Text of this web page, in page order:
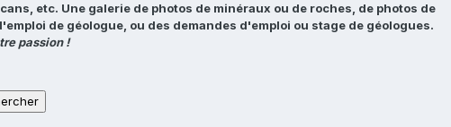
etc. Une galerie de photos de minéraux ou de roches, de photos de
de géologue, ou des demandes d'emploi ou stage de géologues.
passion !